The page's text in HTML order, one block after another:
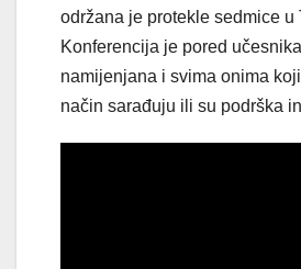
održana je protekle sedmice u
Konferencija je pored
namijenjana i svima onima
način sarađuju ili su podrška